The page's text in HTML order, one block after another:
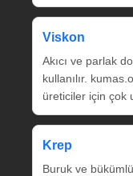
Viskon
Akıcı ve parlak
kullanılır.
üreticiler için çok
Krep
Buruk ve bükümlü